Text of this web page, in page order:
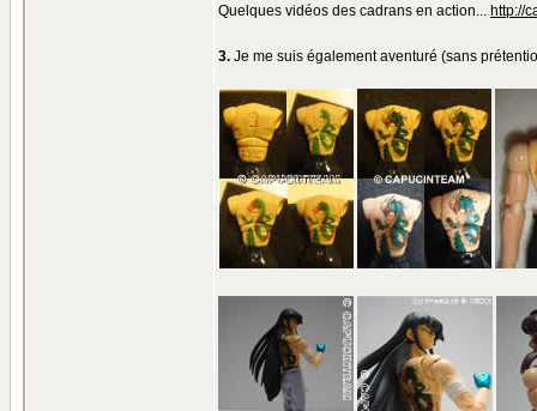
Quelques vidéos des cadrans en action... http://
3. Je me suis également aventuré (sans